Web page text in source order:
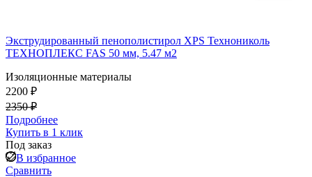
Экструдированный пенополистирол XPS Технониколь
ТЕХНОПЛЕКС FAS 50 мм, 5.47 м2
Изоляционные материалы
2200 ₽
2350 ₽
Подробнее
Купить в 1 клик
Под заказ
В избранное
Сравнить